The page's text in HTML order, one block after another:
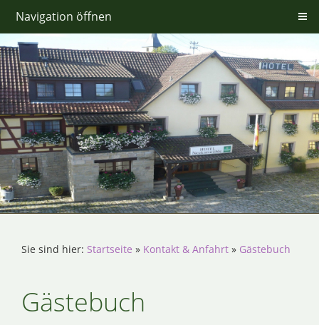
Navigation öffnen
Sie sind hier: Startseite » Kontakt & Anfahrt » Gästebuch
Gästebuch